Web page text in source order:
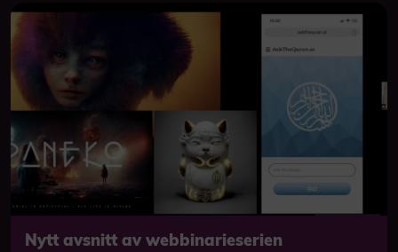
Nytt avsnitt av webbinarieserien